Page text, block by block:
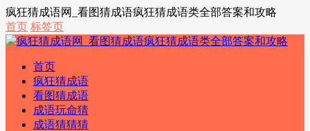
疯狂猜成语网_看图猜成语疯狂猜成语类全部答案和攻略
首页 标签页
首页
疯狂猜成语
看图猜成语
成语玩命猜
成语猜猜猜